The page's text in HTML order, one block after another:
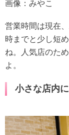
画像：みやこ
営業時間は現在
時までと少し短
ね。人気店のた
よ。
小さな店内